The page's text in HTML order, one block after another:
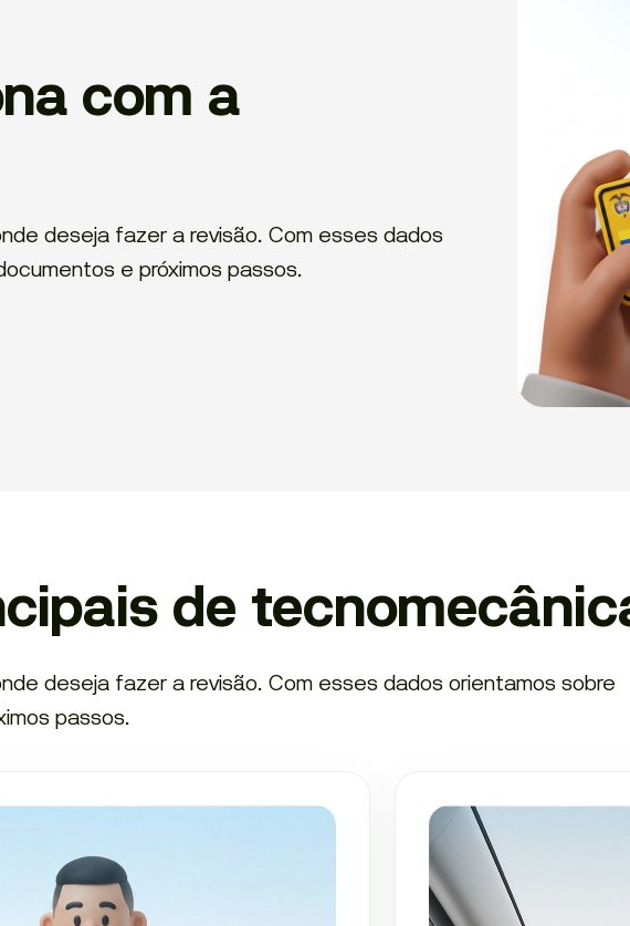
com a
deseja fazer a revisão. Com esses dados
e próximos passos.
de
deseja fazer a revisão. Com esses dados orientamos sobre
passos.